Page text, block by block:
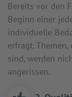
Bereits vor den
Beginn einer
individuelle
erfragt.
sind, werden
angerissen.